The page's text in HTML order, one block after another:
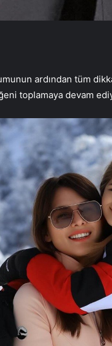
ardından tüm
toplamaya devam